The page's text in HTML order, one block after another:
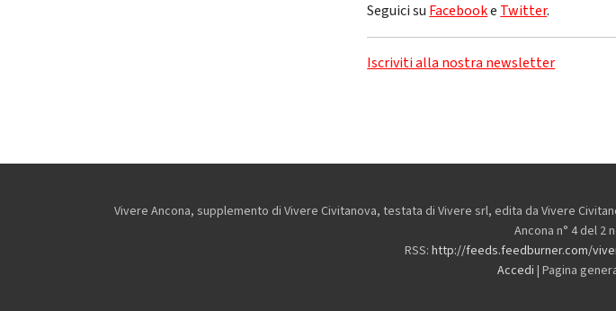
Seguici su Facebooke Twitter.
Iscriviti alla nostra newsletter
Vivere Ancona, supplemento di Vivere Civitanova, testata di Vivere srl, edita da Vivere
Ancona n° 4 del 2
RSS: http://feeds.feedburner.com/
Accedi | Pagina